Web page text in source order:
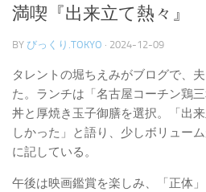
満喫『出来立て熱々』
BY びっくり.TOKYO · 2024-12-09
タレントの堀ちえみがブログで、
た。ランチは「名古屋コーチン鶏
丼と厚焼き玉子御膳を選択。「出
しかった」と語り、少しボリュー
に記している。
午後は映画鑑賞を楽しみ、「正体